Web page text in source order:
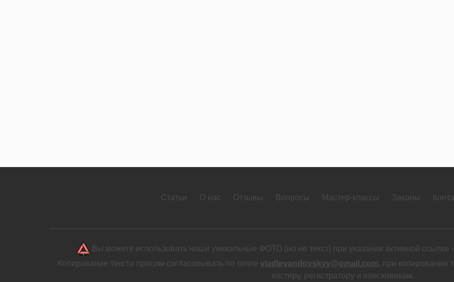
Статьи О нас Отзывы Вопросы Мастер-классы Законы
Вы можете использовать наши уникальные ФОТО (но не текст) при указании активной ссылки -
Копирование текста просим согласовывать по почте vladlevandovskyy@gmail.com, при копировании
хостеру, регистратору и поисковикам.